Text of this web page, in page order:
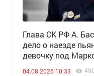
Глава СК РФ А.
дело о наезде
девочку под
04.08.2026 10:33